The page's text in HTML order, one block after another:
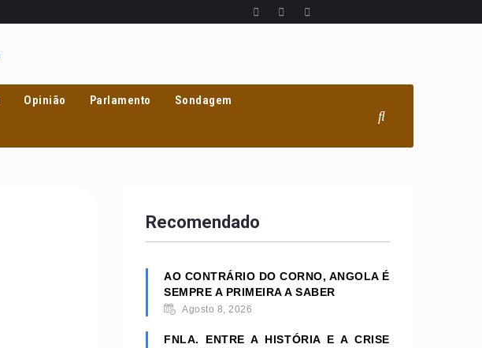
Opinião Parlamento Sondagem
Recomendado
AO CONTRÁRIO DO CORNO, ANGOLA É
SEMPRE A PRIMEIRA A SABER
Agosto 8, 2026
FNLA. ENTRE A HISTÓRIA E A CRISE